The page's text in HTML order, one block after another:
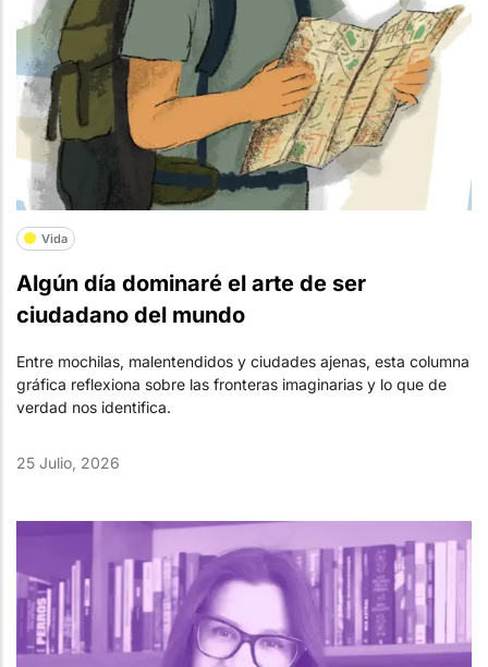
Vida
Algún día dominaré el arte de ser
ciudadano del mundo
Entre mochilas, malentendidos y ciudades ajenas, esta columna
gráfica reflexiona sobre las fronteras imaginarias y lo que de
verdad nos identifica.
25 Julio, 2026